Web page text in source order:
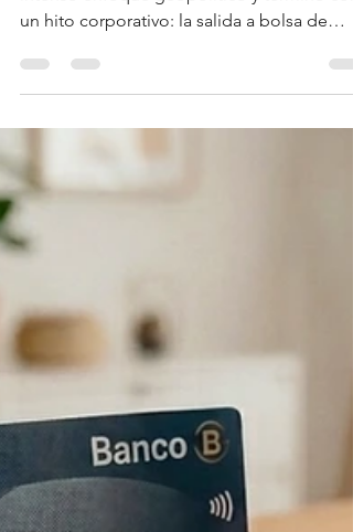
Geopolítica a SpaceX.
Fue una semana que comenzó con un
intenso enfoque geopolítico y terminó con
Anthropic y OpenAI a finales de este año.